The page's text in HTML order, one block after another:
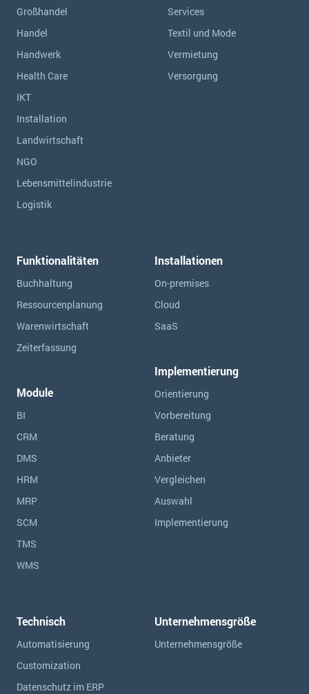
Großhandel
Handel
Handwerk
Health Care
IKT
Installation
Landwirtschaft
NGO
Lebensmittelindustrie
Logistik
Services
Textil und Mode
Vermietung
Versorgung
Funktionalitäten
Buchhaltung
Ressourcen­planung
Warenwirtschaft
Zeiterfassung
Module
BI
CRM
DMS
HRM
MRP
SCM
TMS
WMS
Installationen
On-premises
Cloud
SaaS
Implementierung
Orientierung
Vorbereitung
Beratung
Anbieter
Vergleichen
Auswahl
Implementierung
Technisch
Automatisierung
Customization
Datenschutz im ERP
Unternehmensgröße
Unternehmensgröße